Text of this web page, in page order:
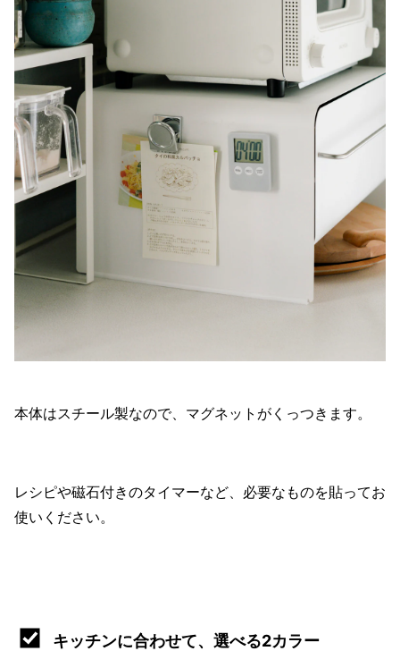
本体はスチール製なので、マグネットがくっつきます。
レシピや磁石付きのタイマーなど、必要なものを貼ってお
使いください。
キッチンに合わせて、選べる2カラー